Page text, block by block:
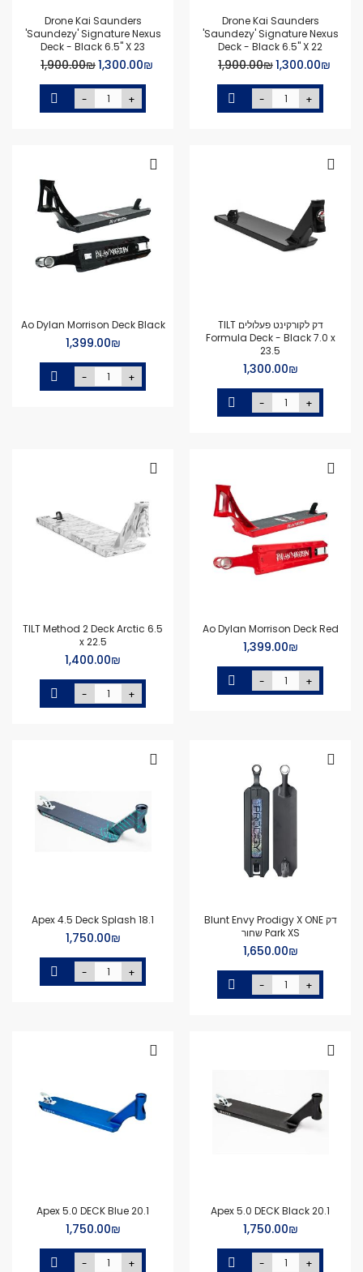
Drone Kai Saunders
'Saundezy' Signature Nexus
Deck - Black 6.5" X 22
Special
₪‏1,300.00
₪‏1,900.00
- +
Drone Kai Saunders
'Saundezy' Signature Nexus
Deck - Black 6.5" X 23
Special
₪‏1,300.00
₪‏1,900.00
- +
דק לקורקינט פעלולים TILT
Formula Deck - Black 7.0 x
23.5
₪‏1,300.00
- +
Ao Dylan Morrison Deck Black
₪‏1,399.00
- +
Ao Dylan Morrison Deck Red
₪‏1,399.00
- +
TILT Method 2 Deck Arctic 6.5
x 22.5
₪‏1,400.00
- +
דק Blunt Envy Prodigy X ONE
Park XS שחור
₪‏1,650.00
- +
Apex 4.5 Deck Splash 18.1
₪‏1,750.00
- +
Apex 5.0 DECK Black 20.1
₪‏1,750.00
- +
Apex 5.0 DECK Blue 20.1
₪‏1,750.00
- +